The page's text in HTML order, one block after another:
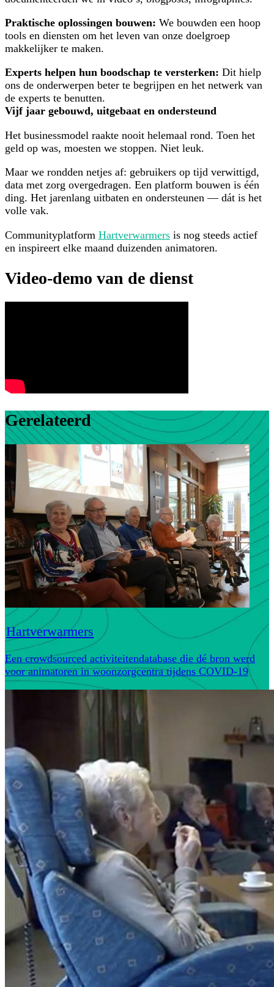
Praktische oplossingen bouwen: We bouwden een hoop
tools en diensten om het leven van onze doelgroep
makkelijker te maken.
Experts helpen hun boodschap te versterken: Dit hielp
ons de onderwerpen beter te begrijpen en het netwerk van
de experts te benutten.
Vijf jaar gebouwd, uitgebaat en ondersteund
Het businessmodel raakte nooit helemaal rond. Toen het
geld op was, moesten we stoppen. Niet leuk.
Maar we rondden netjes af: gebruikers op tijd verwittigd,
data met zorg overgedragen. Een platform bouwen is één
ding. Het jarenlang uitbaten en ondersteunen — dát is het
volle vak.
Communityplatform Hartverwarmers is nog steeds actief
en inspireert elke maand duizenden animatoren.
Video-demo van de dienst
Gerelateerd
Hartverwarmers
Een crowdsourced activiteitendatabase die dé bron werd
voor animatoren in woonzorgcentra tijdens COVID-19